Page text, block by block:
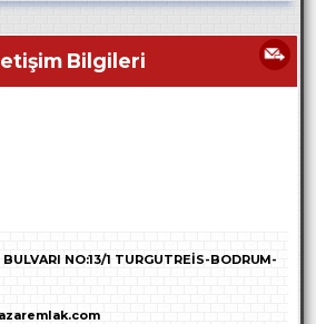
Bilgileri
NO:13/1 TURGUTREİS-BODRUM-